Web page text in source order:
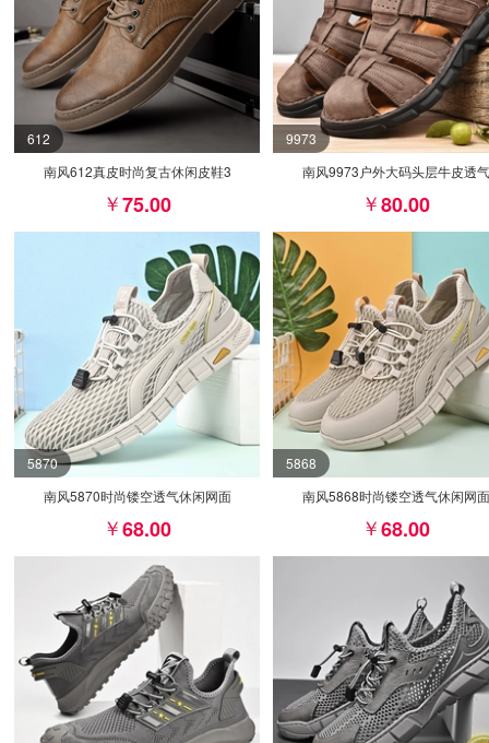
612
南风612真皮时尚复古休闲皮鞋3
75.00
9973
南风9973户外大码头层牛皮透气
80.00
5870
南风5870时尚镂空透气休闲网面
68.00
5868
南风5868时尚镂空透气休闲网面
68.00